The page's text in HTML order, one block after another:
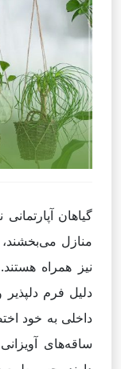
گیاهان
منازل می‌بخشند،
نیز همراه
دلیل فرم
داخلی به خود
ساقه‌های